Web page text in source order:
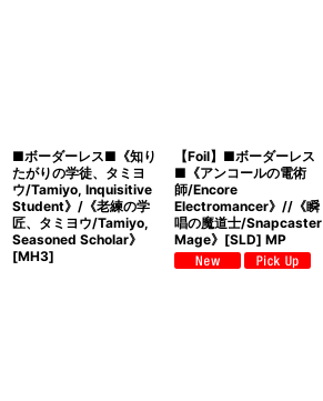
■ボーダーレス■《知り
たがりの学徒、タミヨ
ウ/Tamiyo, Inquisitive
Student》/《老練の学
匠、タミヨウ/Tamiyo,
Seasoned Scholar》
[MH3]
【Foil】■ボーダーレス
■《アンコールの電術
師/Encore
Electromancer》//《瞬
唱の魔道士/Snapcaster
Mage》[SLD] MP